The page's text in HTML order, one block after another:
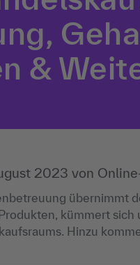
&
2023 von
übernimmt
kümmert
Hinzu